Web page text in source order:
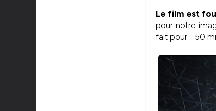
Le film est
pour notre
fait pour… 50